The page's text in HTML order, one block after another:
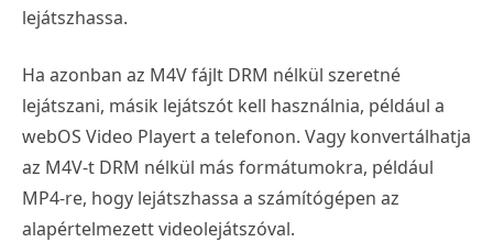
lejátszhassa.
Ha azonban az M4V fájlt DRM nélkül szeretné
lejátszani, másik lejátszót kell használnia, például a
webOS Video Playert a telefonon. Vagy konvertálhatja
az M4V-t DRM nélkül más formátumokra, például
MP4-re, hogy lejátszhassa a számítógépen az
alapértelmezett videolejátszóval.